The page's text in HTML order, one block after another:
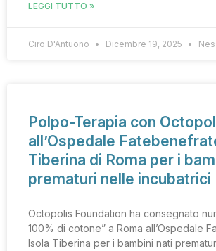
LEGGI TUTTO »
Ciro D'Antuono Dicembre 19, 2025
Polpo-Terapia con
all’Ospedale
Tiberina di Roma per i
prematuri nelle incubatrici
Octopolis Foundation ha consegnato
100% di cotone” a Roma all’Ospedale
Isola Tiberina per i bambini nati